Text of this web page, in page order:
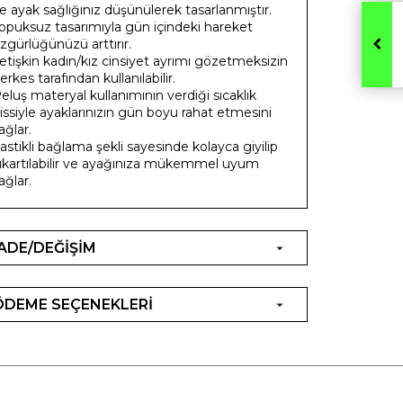
ayak sağlığınız düşünülerek tasarlanmıştır.
tasarımıyla gün içindeki hareket
arttırır.
kadın/kız cinsiyet ayrımı gözetmeksizin
tarafından kullanılabilir.
materyal kullanımının verdiği sıcaklık
ayaklarınızın gün boyu rahat etmesini
bağlama şekli sayesinde kolayca giyilip
ve ayağınıza mükemmel uyum
DEĞİŞİM
SEÇENEKLERİ